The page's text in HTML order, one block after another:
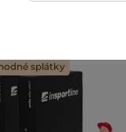
splátky